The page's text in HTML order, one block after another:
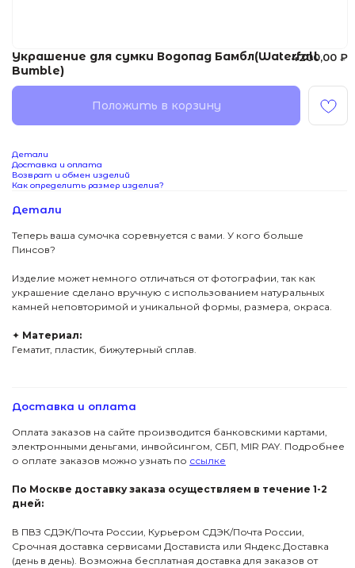
Украшение для сумки Водопад Бамбл(Waterfall
Bumble)
4200,00 ₽
Положить в корзину
Детали
Доставка и оплата
Возврат и обмен изделий
Как определить размер изделия?
Детали
Теперь ваша сумочка соревнуется с вами. У кого больше
Пинсов?
Изделие может немного отличаться от фотографии, так как
украшение сделано вручную с использованием натуральных
камней неповторимой и уникальной формы, размера, окраса.
✦ Материал:
Гематит, пластик, бижутерный сплав.
Доставка и оплата
Оплата заказов на сайте производится банковскими картами,
электронными деньгами, инвойсингом, СБП, МIR PAY. Подробнее
о оплате заказов можно узнать по ссылке
По Москве доставку заказа осуществляем в течение 1-2
дней:
В ПВЗ СДЭК/Почта России, Курьером СДЭК/Почта России,
Срочная доставка сервисами Достависта или Яндекс.Доставка
(день в день). Возможна бесплатная доставка для заказов от